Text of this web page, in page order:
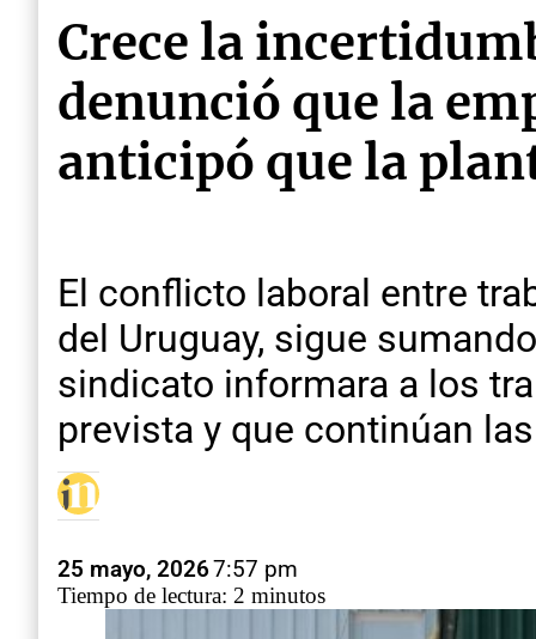
Crece la
denunció que la
anticipó que la
El conflicto laboral entre
del Uruguay, sigue
sindicato informara a los
prevista y que continúan
25 mayo, 20267:57 pm
Tiempo de lectura: 2 minutos